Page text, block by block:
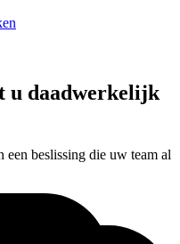
u daadwerkelijk
een beslissing die uw team al